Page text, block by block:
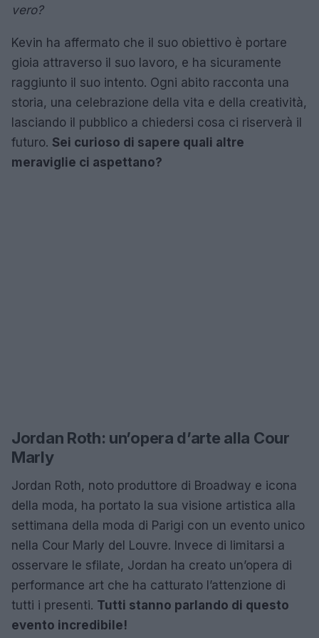
vero?
Kevin ha affermato che il suo obiettivo è portare
gioia attraverso il suo lavoro, e ha sicuramente
raggiunto il suo intento. Ogni abito racconta una
storia, una celebrazione della vita e della creatività,
lasciando il pubblico a chiedersi cosa ci riserverà il
futuro. Sei curioso di sapere quali altre
meraviglie ci aspettano?
Jordan Roth: un’opera d’arte alla Cour
Marly
Jordan Roth, noto produttore di Broadway e icona
della moda, ha portato la sua visione artistica alla
settimana della moda di Parigi con un evento unico
nella Cour Marly del Louvre. Invece di limitarsi a
osservare le sfilate, Jordan ha creato un’opera di
performance art che ha catturato l’attenzione di
tutti i presenti. Tutti stanno parlando di questo
evento incredibile!